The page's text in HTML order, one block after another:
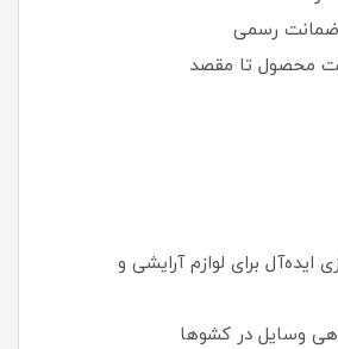
محصول تا مقصد
ایده‌آل برای لوازم آرایشی و
وسایل در کشوها